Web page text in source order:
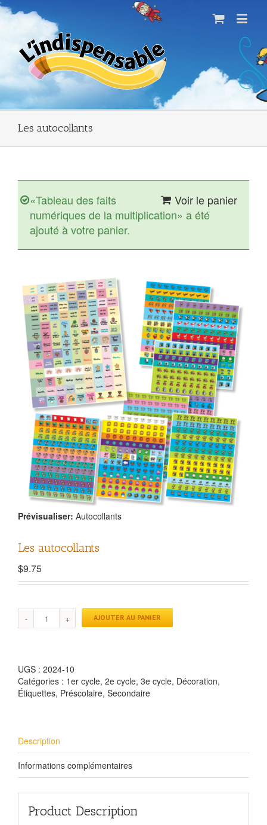
Les autocollants
Voir le panier
«Tableau des faits
numériques de la multiplication» a été
ajouté à votre panier.
Prévisualiser: Autocollants
Les autocollants
$9.75
AJOUTER AU PANIER
UGS : 2024-10
Catégories : 1er cycle, 2e cycle, 3e cycle, Décoration,
Étiquettes, Préscolaire, Secondaire
Description
Informations complémentaires
Product Description